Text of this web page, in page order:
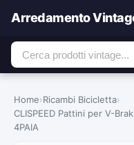
Arredamento
Home›Ricambi Bicicletta›
CLISPEED Pattini per V-
4PAIA